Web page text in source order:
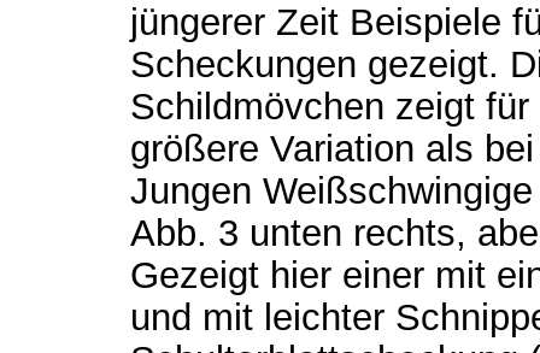
jüngerer Zeit Beispiele
Scheckungen gezeigt.
Schildmövchen zeigt
größere Variation als
Jungen
Abb. 3 unten rechts,
Gezeigt hier einer mit
und mit leichter